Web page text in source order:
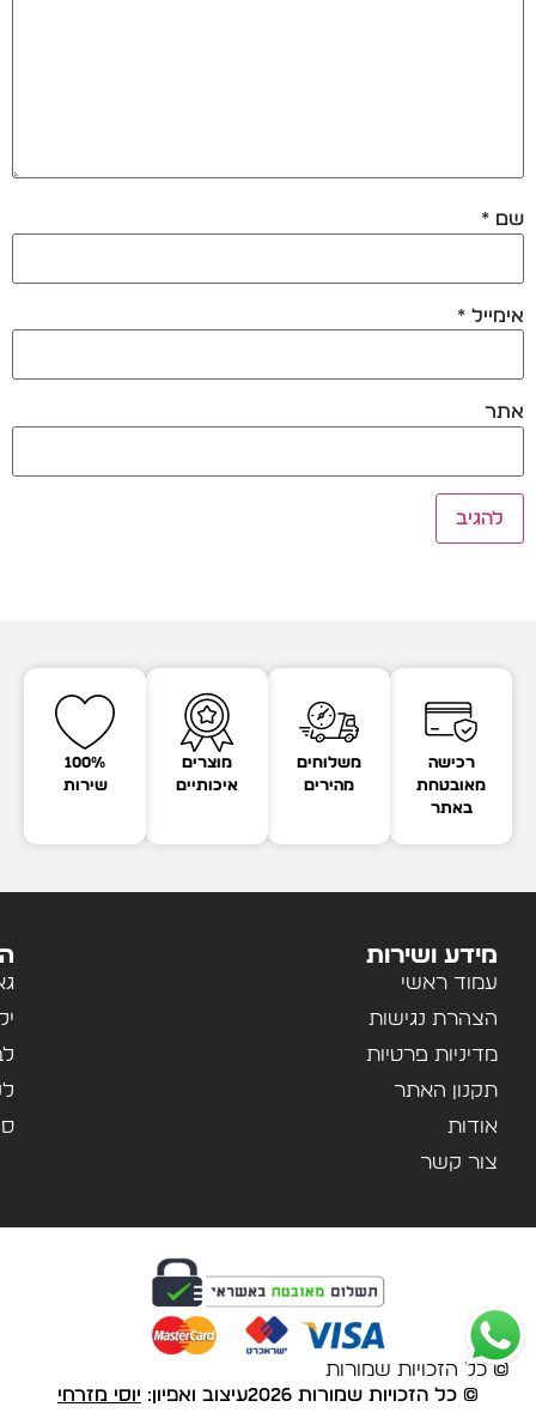
שם *
אימייל *
אתר
רכישה
מאובטחת
באתר
משלוחים
מהירים
מוצרים
איכותיים
100%
שירות
מידע ושירות
עמוד ראשי
הצהרת נגישות
מדיניות פרטיות
תקנון האתר
אודות
צור קשר
© כל הזכויות שמורות
© כל הזכויות שמורות 2026 עיצוב ואפיון: יוסי מזרחי